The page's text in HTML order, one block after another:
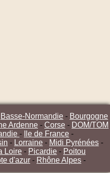
Basse-Normandie - Bourgogne
Ardenne - Corse - DOM/TOM
- Ile de France -
- Lorraine - Midi Pyrénées -
Loire - Picardie - Poitou
d'azur - Rhône Alpes -